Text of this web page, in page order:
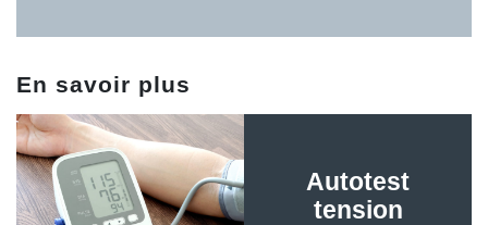
En savoir plus
Choisir un
tensiomètre
Autotest
tension